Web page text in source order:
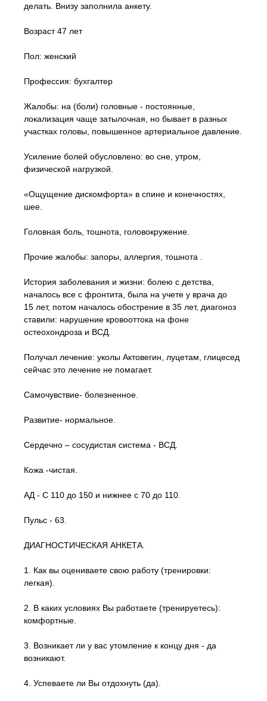
делать. Внизу заполнила анкету.
Возраст 47 лет
Пол: женский
Профессия: бухгалтер
Жалобы: на (боли) головные - постоянные,
локализация чаще затылочная, но бывает в разных
участках головы, повышенное артериальное давление.
Усиление болей обусловлено: во сне, утром,
физической нагрузкой.
«Ощущение дискомфорта» в спине и конечностях,
шее.
Головная боль, тошнота, головокружение.
Прочие жалобы: запоры, аллергия, тошнота .
История заболевания и жизни: болею с детства,
началось все с фронтита, была на учете у врача до
15 лет, потом началось обострение в 35 лет, диагоноз
ставили: нарушение кровооттока на фоне
остеохондроза и ВСД.
Получал лечение: уколы Актовегин, луцетам, глицесед
сейчас это лечение не помагает.
Самочувствие- болезненное.
Развитие- нормальное.
Сердечно – сосудистая система - ВСД.
Кожа -чистая.
АД - С 110 до 150 и нижнее с 70 до 110.
Пульс - 63.
ДИАГНОСТИЧЕСКАЯ АНКЕТА.
1. Как вы оцениваете свою работу (тренировки:
легкая).
2. В каких условиях Вы работаете (тренируетесь):
комфортные.
3. Возникает ли у вас утомление к концу дня - да
возникают.
4. Успеваете ли Вы отдохнуть (да).